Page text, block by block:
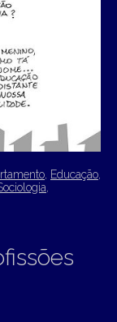
, Educação,
,